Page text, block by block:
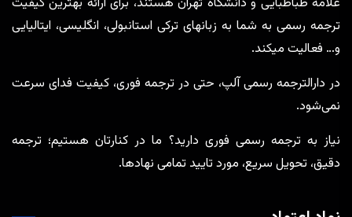
ترجمه رسمی به شما به زبانهای ترکی استانبولی، انگلیسی، ایتالیایی
و… فعالیت میکند.
در دارالترجمه رسمی آلپ، حتی در ترجمه‌ فوری، کیفیت فدای سرعت
نمی‌شود.
نیاز به ترجمه رسمی فوری دارید؟ ما در کنارتان هستیم؛ ترجمه
دقیق، تحویل سریع، مورد تایید تمامی نهادها.